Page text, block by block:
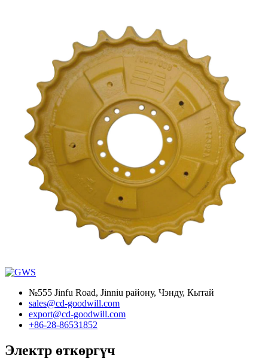
№555 Jinfu Road, Jinniu району, Чэнду, Кытай
sales@cd-goodwill.com
export@cd-goodwill.com
+86-28-86531852
Электр өткөргүч